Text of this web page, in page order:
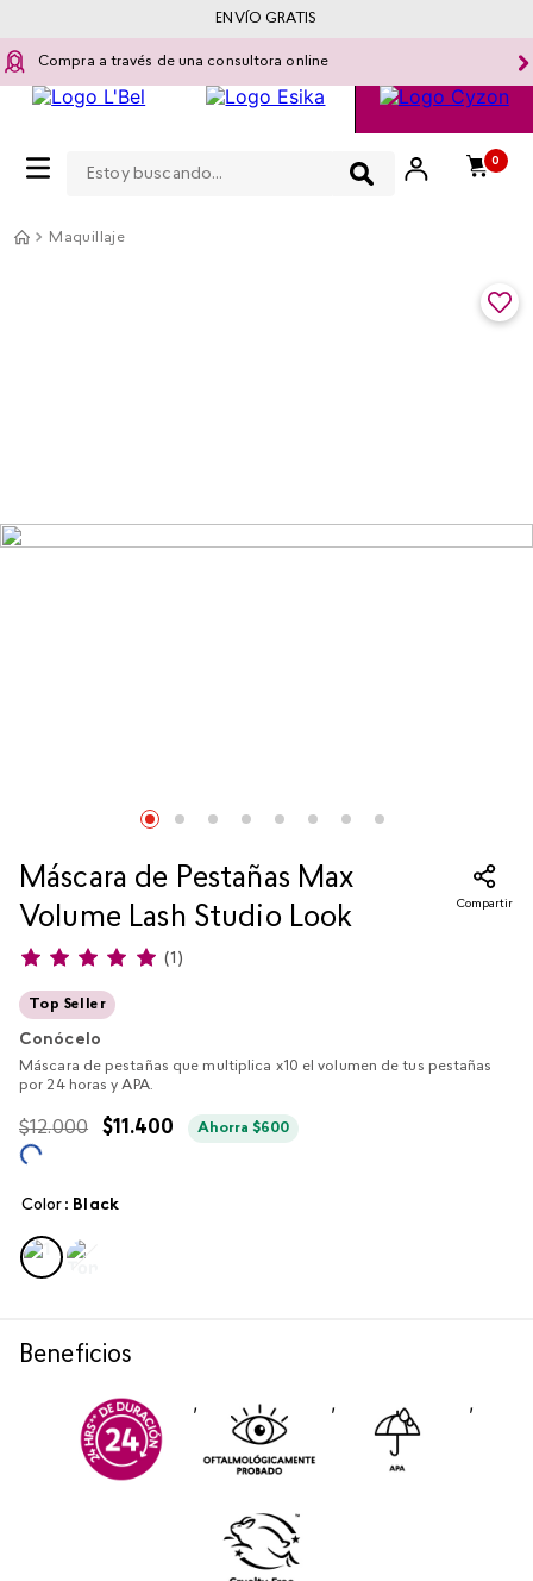
Compra a través de una consultora online
0
ENVÍO GRATIS
Maquillaje
Máscara de Pestañas Max
Volume Lash Studio Look
Compartir
(1 )
Top Seller
Conócelo
Máscara de pestañas que multiplica x10 el volumen de tus pestañas
por 24 horas y APA.
$12.000 $11 .400 Ahorra$600
Color : black
Beneficios
,
, ,